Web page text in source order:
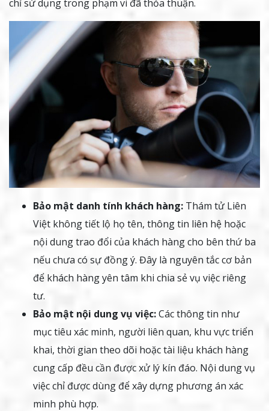
chỉ sử dụng trong phạm vi đã thỏa thuận.
Bảo mật danh tính khách hàng: Thám tử Liên
Việt không tiết lộ họ tên, thông tin liên hệ hoặc
nội dung trao đổi của khách hàng cho bên thứ ba
nếu chưa có sự đồng ý. Đây là nguyên tắc cơ bản
để khách hàng yên tâm khi chia sẻ vụ việc riêng
tư.
Bảo mật nội dung vụ việc:Các thông tin như
mục tiêu xác minh, người liên quan, khu vực triển
khai, thời gian theo dõi hoặc tài liệu khách hàng
cung cấp đều cần được xử lý kín đáo. Nội dung vụ
việc chỉ được dùng để xây dựng phương án xác
minh phù hợp.